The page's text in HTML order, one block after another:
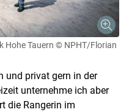
Hohe Tauern © NPHT/Florian
und privat gern in der
unternehme ich aber
die Rangerin im